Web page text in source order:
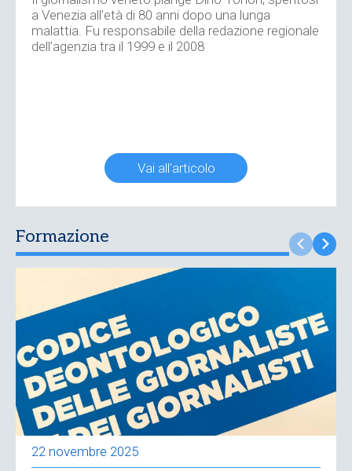
a Venezia all’età di 80 anni dopo una lunga
malattia. Fu responsabile della redazione regionale
dell’agenzia tra il 1999 e il 2008
Vai all'articolo
Formazione
22 novembre 2025